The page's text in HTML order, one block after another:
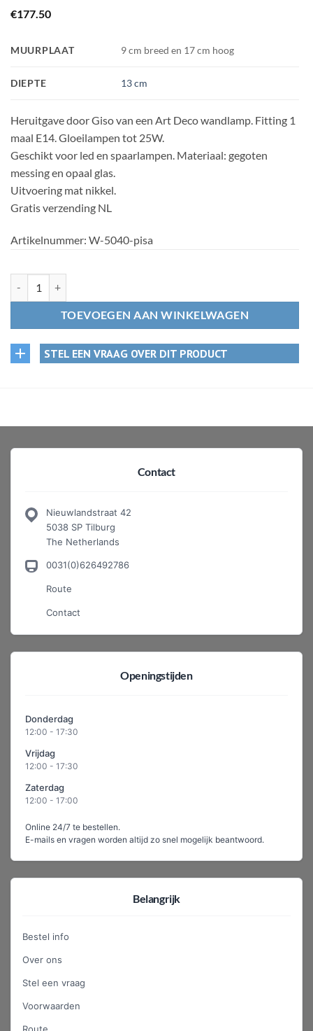
€177.50
MUURPLAAT 9 cm breed en 17 cm hoog
DIEPTE 13 cm
Heruitgave door Giso van een Art Deco wandlamp. Fitting 1
maal E14. Gloeilampen tot 25W.
Geschikt voor led en spaarlampen. Materiaal: gegoten
messing en opaal glas.
Uitvoering mat nikkel.
Gratis verzending NL
Artikelnummer: W-5040-pisa
TOEVOEGEN AAN WINKELWAGEN
STEL EEN VRAAG OVER DIT PRODUCT
Contact
Nieuwlandstraat 42
5038 SP Tilburg
The Netherlands
0031(0)626492786
Route
Contact
Openingstijden
Donderdag
12:00 - 17:30
Vrijdag
12:00 - 17:30
Zaterdag
12:00 - 17:00
Online 24/7 te bestellen.
E-mails en vragen worden altijd zo snel mogelijk beantwoord.
Belangrijk
Bestel info
Over ons
Stel een vraag
Voorwaarden
Route